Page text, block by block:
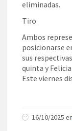
eliminadas.
Tiro
Ambos
posicionarse
sus
quinta y
Este viernes
16/10/2025 en